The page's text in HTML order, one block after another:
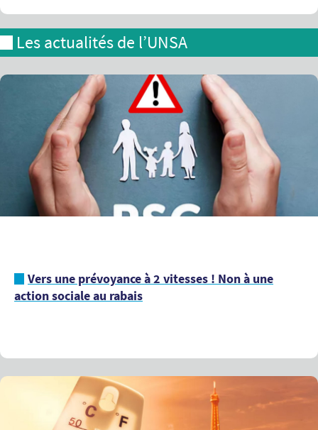
Les actualités de l’UNSA
Vers une prévoyance à 2 vitesses ! Non à une
action sociale au rabais